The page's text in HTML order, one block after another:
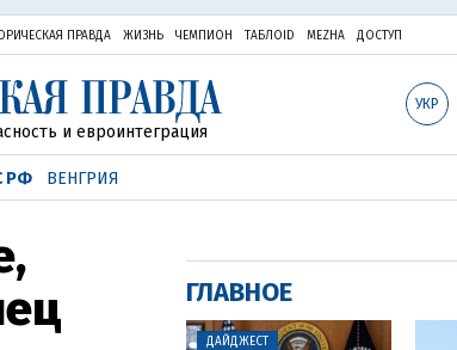
ПРАВДА ЖИЗНЬ ЧЕМПИОН ТАБЛОID MEZHA ДОСТУП
УКР
и евроинтеграция
РФ ВЕНГРИЯ
ГЛАВНОЕ
ДАЙДЖЕСТ